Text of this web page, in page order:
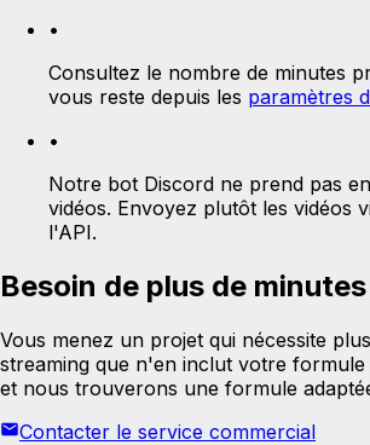
•
Consultez le nombre de minutes
vous reste depuis les paramètres
•
Notre bot Discord ne prend pas
vidéos. Envoyez plutôt les vidéos
l'API.
Besoin de plus de
Vous menez un projet qui nécessite
streaming que n'en inclut votre
et nous trouverons une formule
Contacter le service commercial